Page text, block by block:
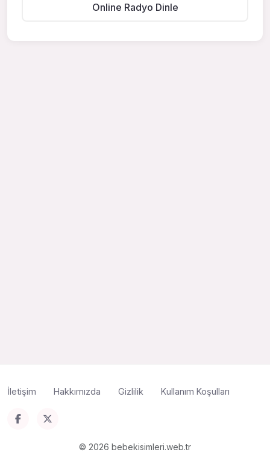
Online Radyo Dinle
İletişim Hakkımızda Gizlilik Kullanım Koşulları
© 2026 bebekisimleri.web.tr